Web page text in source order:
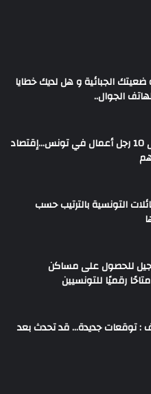
الجبائية و هل لديك خطايا
الجوال..
تعرّف على أغنى 10 رجل أعمال في تونس…إقتصاد
التونسية بالترتيب حسب
للحصول على مساكن
رقميًا للتونسيين
: توقعات جديدة… قد تحدث بعد